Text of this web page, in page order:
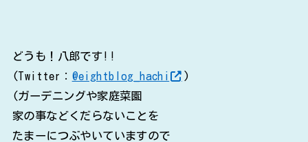
どうも！八郎です!!
(Twitter： @eightblog_hachi
)
(ガーデニングや家庭菜園
家の事などくだらないことを
たまーにつぶやいていますので